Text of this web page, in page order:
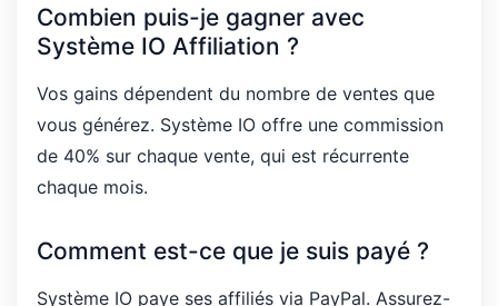
Combien puis-je gagner avec
Système IO Affiliation ?
Vos gains dépendent du nombre de ventes que
vous générez. Système IO offre une commission
de 40% sur chaque vente, qui est récurrente
chaque mois.
Comment est-ce que je suis payé ?
Système IO paye ses affiliés via PayPal. Assurez-